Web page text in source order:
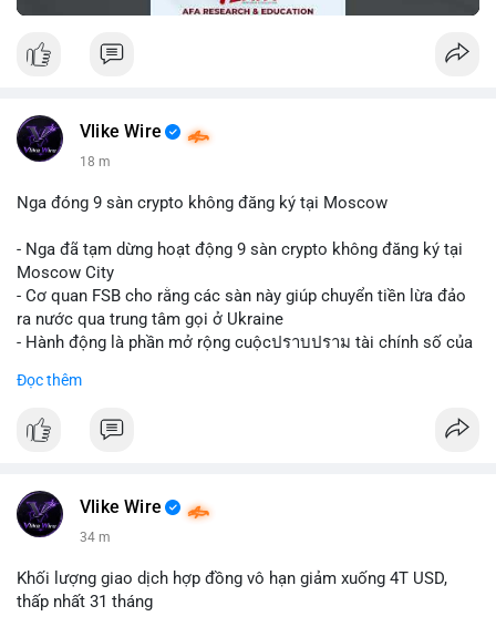
Vlike Wire
18 m
Nga đóng 9 sàn crypto không đăng ký tại Moscow
- Nga đã tạm dừng hoạt động 9 sàn crypto không đăng ký tại
Moscow City
- Cơ quan FSB cho rằng các sàn này giúp chuyển tiền lừa đảo
ra nước qua trung tâm gọi ở Ukraine
- Hành động là phần mở rộng cuộcปราบปราม tài chính số của
📰 Nguồn: Cointelegraph
Đọc thêm
Vlike Wire
34 m
Khối lượng giao dịch hợp đồng vô hạn giảm xuống 4T USD,
thấp nhất 31 tháng